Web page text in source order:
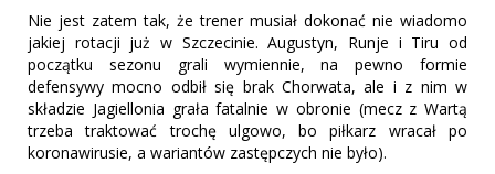
Nie jest zatem tak, że trener musiał dokonać nie wiadomo
jakiej rotacji już w Szczecinie. Augustyn, Runje i Tiru od
początku sezonu grali wymiennie, na pewno formie
defensywy mocno odbił się brak Chorwata, ale i z nim w
składzie Jagiellonia grała fatalnie w obronie (mecz z Wartą
trzeba traktować trochę ulgowo, bo piłkarz wracał po
koronawirusie, a wariantów zastępczych nie było).